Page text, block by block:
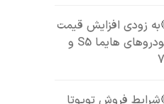
زودی افزایش قیمت
خودروهای هایما S5 و
فروش تویوتا